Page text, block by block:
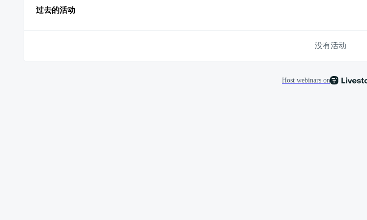
过去的活动
没有活动
Host webinars on